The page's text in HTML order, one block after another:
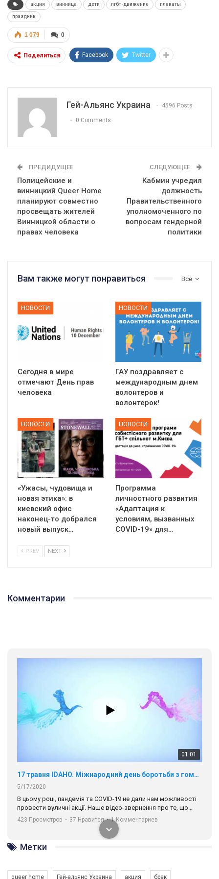
акция винница дети лгбт-движение плакаты
праздник
0
1 079
Поделиться Facebook Twitter
Гей-Альянс Украина 4596 Posts
0 Comments
ПРЕДИДУЩЕЕ
Полицейские и
винницкий Queer Home
планируют совместно
просвещать жителей
Винницкой области о
правах человека
СЛЕДУЮЩЕЕ
Кабмин учредил
должность
Правительственного
уполномоченного по
вопросам гендерной
политики
Все
Вам также могут понравиться
НОВОСТИ
Сегодня в мире
отмечают День прав
человека
НОВОСТИ
ГАУ поздравляет с
международным днем
волонтеров и
волонтерок!
НОВОСТИ
«Ужасы, чудовища и
новая этика»: в
киевский офис
наконец-то добрался
новый выпуск…
НОВОСТИ
Программа
личностного развития
«Адаптация к
условиям, вызванных
СOVID-19» для…
PREV NEXT
Комментарии
01:01
17 травня IDAHO. Міжнародний день боротьби з гомофобією трансфобією і біфобія.
5/17/2020
В цьому році, пандемія та COVІD-19 не дали нам можливості
провести вуличні акції. Наше відео-звернення про те, що
навіть коли ми у різних містах та не можемо зустрінеться, ми
разом. Ми закликаємо всіх хто поділяє цінності рівності та
солідарності, приєднатися до нас. Регіональні підрозділи
ГАУ є в 16 областях України.
Разом наш голос лунає гучніше!
423 Просмотров • 37 Нравится • 1 Комментариев
Метки
queer home Гей-альянс Украина акция брак